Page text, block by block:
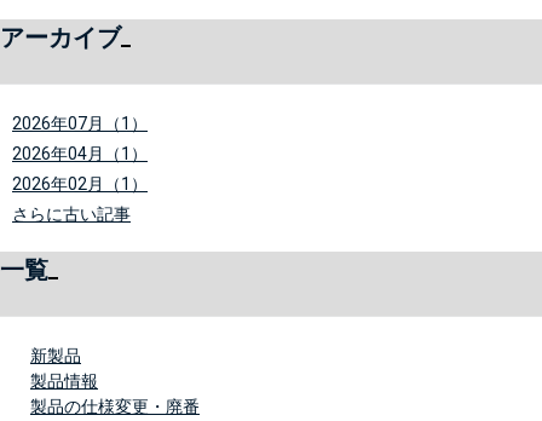
アーカイブ
2026年07月（1）
2026年04月（1）
2026年02月（1）
さらに古い記事
一覧
新製品
製品情報
製品の仕様変更・廃番